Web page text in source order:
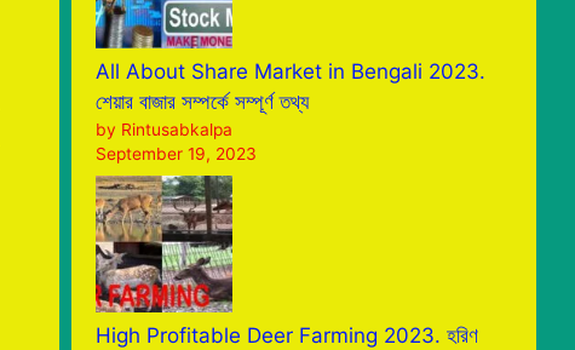
All About Share Market in Bengali 2023.
শেয়ার বাজার সম্পর্কে সম্পূর্ণ তথ্য
by Rintusabkalpa
September 19, 2023
High Profitable Deer Farming 2023. হরিণ